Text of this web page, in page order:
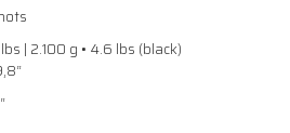
| 2.100 g • 4.6 lbs (black)